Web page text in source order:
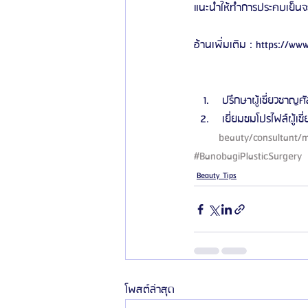
แนะนำให้ทำการประคบเย็น
อ้านเพิ่มเติม : https://
ปรึกษาผู้เชี่ยวชาญศั
เยี่ยมชมโปรไฟล์ผู้
beauty/
#BanobagiPlasticSurgery
Beauty Tips
โพสต์ล่าสุด